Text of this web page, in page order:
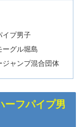
イプ男子
ーグル堀島
ャンプ混合団体
ーフパイプ男